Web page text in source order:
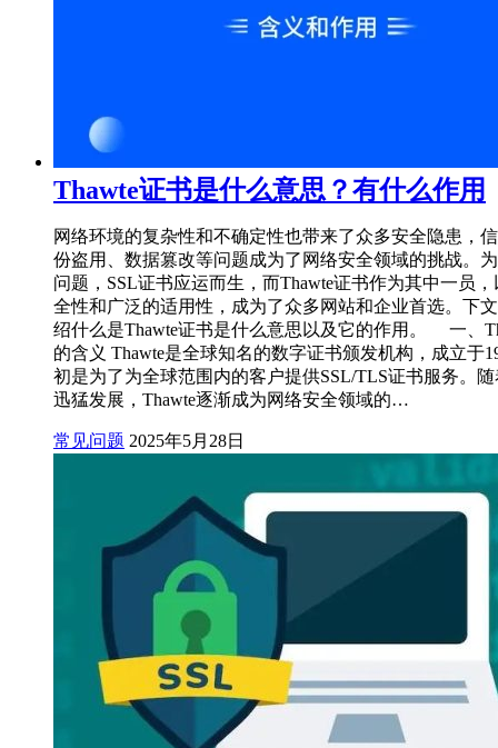
Thawte证书是什么意思？有什么作用
网络环境的复杂性和不确定性也带来了众多安全隐患，
份盗用、数据篡改等问题成为了网络安全领域的挑战。
问题，SSL证书应运而生，而Thawte证书作为其中一员
全性和广泛的适用性，成为了众多网站和企业首选。下
绍什么是Thawte证书是什么意思以及它的作用。 一、
的含义 Thawte是全球知名的数字证书颁发机构，成立于
初是为了为全球范围内的客户提供SSL/TLS证书服务。
迅猛发展，Thawte逐渐成为网络安全领域的…
常见问题 2025年5月28日